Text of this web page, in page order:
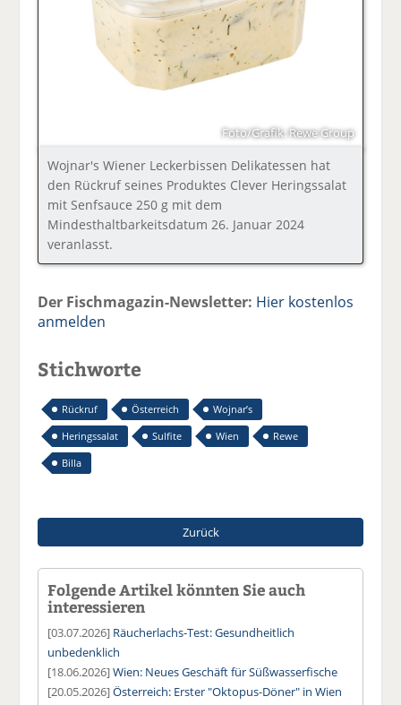
Foto/Grafik: Rewe Group
Wojnar's Wiener Leckerbissen Delikatessen hat
den Rückruf seines Produktes Clever Heringssalat
mit Senfsauce 250 g mit dem
Mindesthaltbarkeitsdatum 26. Januar 2024
veranlasst.
Der Fischmagazin-Newsletter: Hier kostenlos
anmelden
Stichworte
Rückruf Österreich
Wojnar’s
Heringssalat
Sulfite Wien
Rewe
Billa
Zurück
Folgende Artikel könnten Sie auch
interessieren
[03.07.2026] Räucherlachs-Test: Gesundheitlich
unbedenklich
[18.06.2026]Wien: Neues Geschäft für Süßwasserfische
[20.05.2026]Österreich: Erster "Oktopus-Döner" in Wien